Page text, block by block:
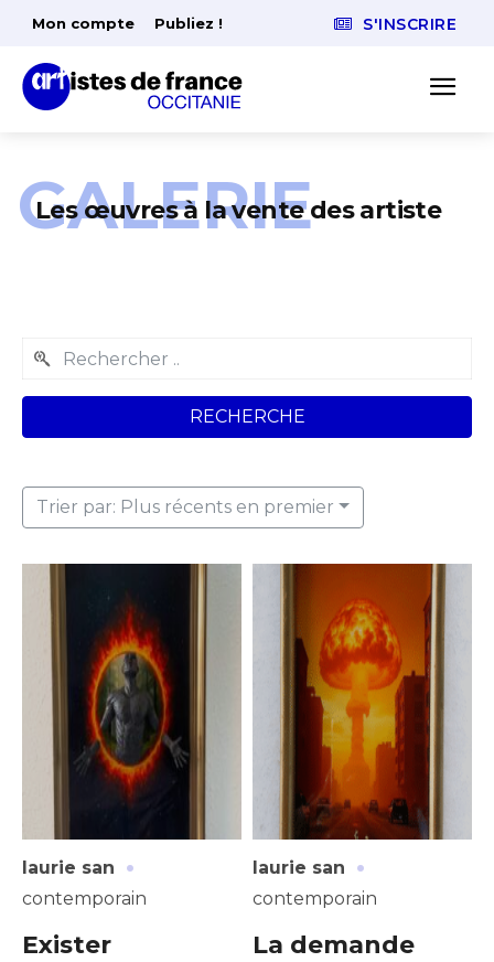
Mon compte Publiez ! S'INSCRIRE
Les œuvres à la vente des artiste
GALERIE
RECHERCHE
Trier par: Plus récents en premier
laurie san ·
contemporain
Exister
laurie san ·
contemporain
La demande